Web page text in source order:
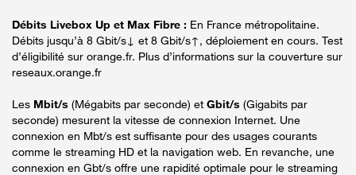
Débits Livebox Up et Max Fibre : En France métropolitaine.
Débits jusqu’à 8 Gbit/s↓ et 8 Gbit/s↑, déploiement en cours. Test
d’éligibilité sur orange.fr. Plus d’informations sur la couverture sur
reseaux.orange.fr
Les Mbit/s (Mégabits par seconde) et Gbit/s (Gigabits par
seconde) mesurent la vitesse de connexion Internet. Une
connexion en Mbt/s est suffisante pour des usages courants
comme le streaming HD et la navigation web. En revanche, une
connexion en Gbt/s offre une rapidité optimale pour le streaming